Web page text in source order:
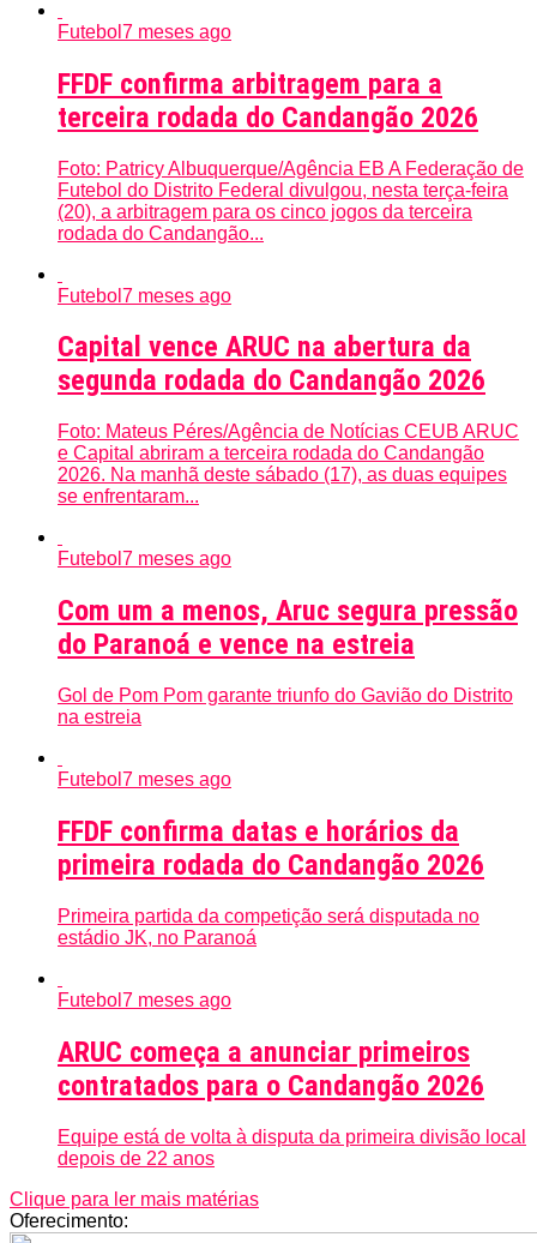
Futebol 7 meses ago
FFDF confirma arbitragem para a
terceira rodada do Candangão 2026
Foto: Patricy Albuquerque/Agência EB A Federação de
Futebol do Distrito Federal divulgou, nesta terça-feira
(20), a arbitragem para os cinco jogos da terceira
rodada do Candangão...
Futebol 7 meses ago
Capital vence ARUC na abertura da
segunda rodada do Candangão 2026
Foto: Mateus Péres/Agência de Notícias CEUB ARUC
e Capital abriram a terceira rodada do Candangão
2026. Na manhã deste sábado (17), as duas equipes
se enfrentaram...
Futebol 7 meses ago
Com um a menos, Aruc segura pressão
do Paranoá e vence na estreia
Gol de Pom Pom garante triunfo do Gavião do Distrito
na estreia
Futebol 7 meses ago
FFDF confirma datas e horários da
primeira rodada do Candangão 2026
Primeira partida da competição será disputada no
estádio JK, no Paranoá
Futebol 7 meses ago
ARUC começa a anunciar primeiros
contratados para o Candangão 2026
Equipe está de volta à disputa da primeira divisão local
depois de 22 anos
Clique para ler mais matérias
Oferecimento: